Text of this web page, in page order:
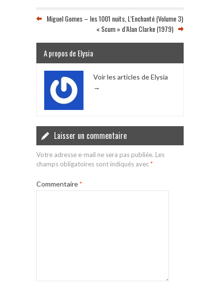
Miguel Gomes – les 1001 nuits, L’Enchanté (Volume 3)
« Scum » d’Alan Clarke (1979)
A propos de Elysia
Voir les articles de Elysia
→
Laisser un commentaire
Votre adresse e-mail ne sera pas publiée. Les
champs obligatoires sont indiqués avec*
Commentaire*